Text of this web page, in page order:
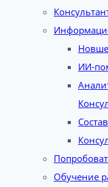
ИИ-
Обучение